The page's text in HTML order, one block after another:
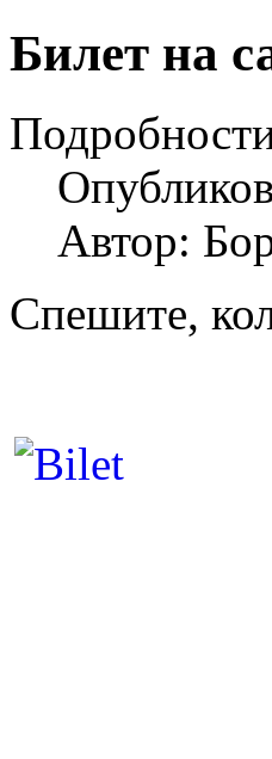
Билет на
Автор:
Спешите,